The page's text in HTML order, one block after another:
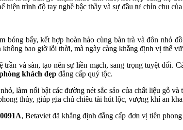
hiện trình độ tay nghề bậc thầy và sự đầu tư chỉn chu
bẩy, kết hợp hoàn hảo cùng bàn trà và đôn nhỏ
không bao giờ lỗi thời, mà ngày càng khẳng định vị thế
và sàn, tạo nên sự liền mạch, sang trọng tuyệt đối.
khách đẹp đẳng cấp quý tộc.
làm nổi bật các đường nét sắc sảo của chất liệu gỗ
thủy, giúp gia chủ chiêu tài hút lộc, vượng khí an
, Betaviet đã khẳng định đẳng cấp đơn vị tiên